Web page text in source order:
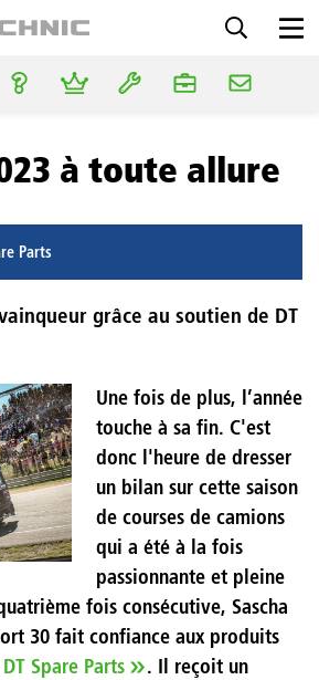
à toute allure
Parts
grâce au soutien de DT
Une fois de plus, l’année
touche à sa fin. C'est
donc l'heure de dresser
un bilan sur cette saison
de courses de camions
qui a été à la fois
passionnante et pleine
fois consécutive, Sascha
30 fait confiance aux produits
DT Spare Parts
. Il reçoit un